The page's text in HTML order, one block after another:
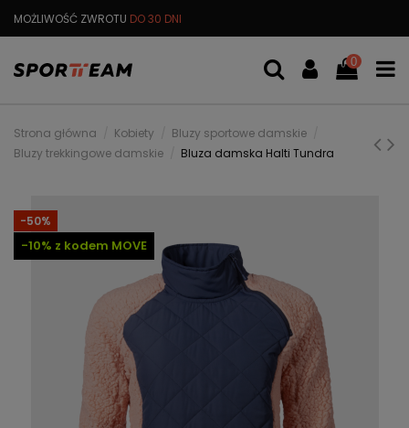
MOŻLIWOŚĆ ZWROTU DO 30 DNI
0
Strona główna Kobiety
Bluzy sportowe damskie
Bluzy trekkingowe damskie
Bluza damska Halti Tundra
-50%
-10% z kodem MOVE